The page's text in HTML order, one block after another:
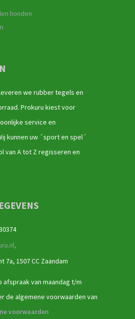
honden
we rubber tegels en
Prokuru kiest voor
service en
kunnen uw ´sport en spel´
van A tot Z regisseren en
7a, 1507 CC Zaandam
afspraak van maandag t/m
de algemene voorwaarden van
voorwaarden